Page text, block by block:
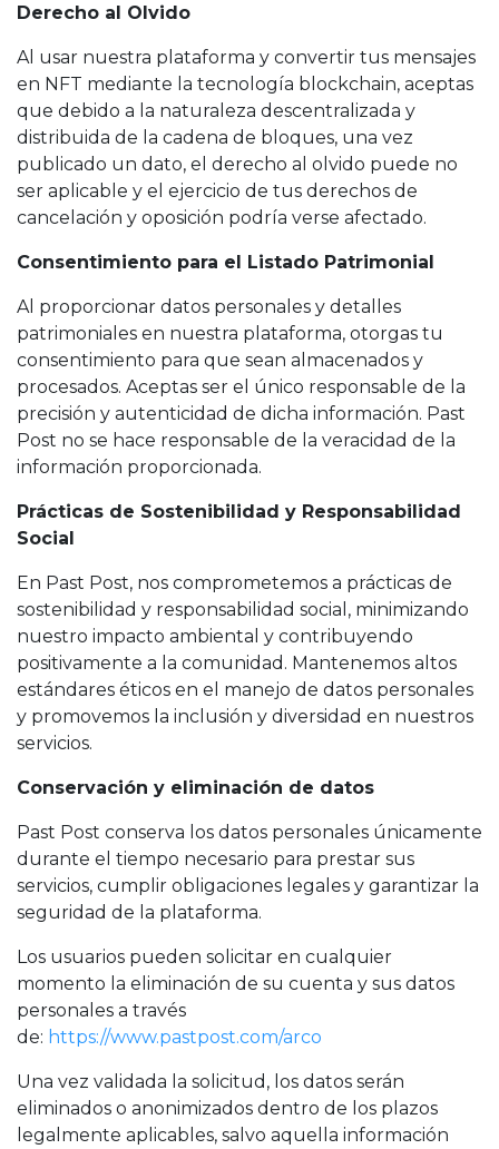
Derecho al Olvido
Al usar nuestra plataforma y convertir tus mensajes
en NFT mediante la tecnología blockchain, aceptas
que debido a la naturaleza descentralizada y
distribuida de la cadena de bloques, una vez
publicado un dato, el derecho al olvido puede no
ser aplicable y el ejercicio de tus derechos de
cancelación y oposición podría verse afectado.
Consentimiento para el Listado Patrimonial
Al proporcionar datos personales y detalles
patrimoniales en nuestra plataforma, otorgas tu
consentimiento para que sean almacenados y
procesados. Aceptas ser el único responsable de la
precisión y autenticidad de dicha información. Past
Post no se hace responsable de la veracidad de la
información proporcionada.
Prácticas de Sostenibilidad y Responsabilidad
Social
En Past Post, nos comprometemos a prácticas de
sostenibilidad y responsabilidad social, minimizando
nuestro impacto ambiental y contribuyendo
positivamente a la comunidad. Mantenemos altos
estándares éticos en el manejo de datos personales
y promovemos la inclusión y diversidad en nuestros
servicios.
Conservación y eliminación de datos
Past Post conserva los datos personales únicamente
durante el tiempo necesario para prestar sus
servicios, cumplir obligaciones legales y garantizar la
seguridad de la plataforma.
Los usuarios pueden solicitar en cualquier
momento la eliminación de su cuenta y sus datos
personales a través
de: https://www.pastpost.com/arco
Una vez validada la solicitud, los datos serán
eliminados o anonimizados dentro de los plazos
legalmente aplicables, salvo aquella información